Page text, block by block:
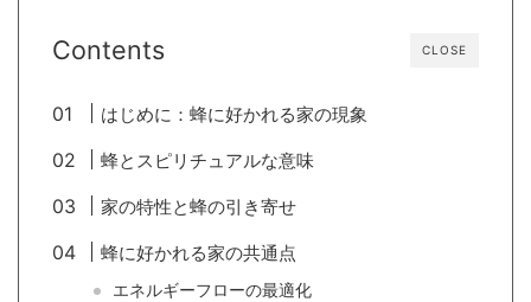
CLOSE
Contents
はじめに：蜂に好かれる家の現象
蜂とスピリチュアルな意味
家の特性と蜂の引き寄せ
蜂に好かれる家の共通点
エネルギーフローの最適化